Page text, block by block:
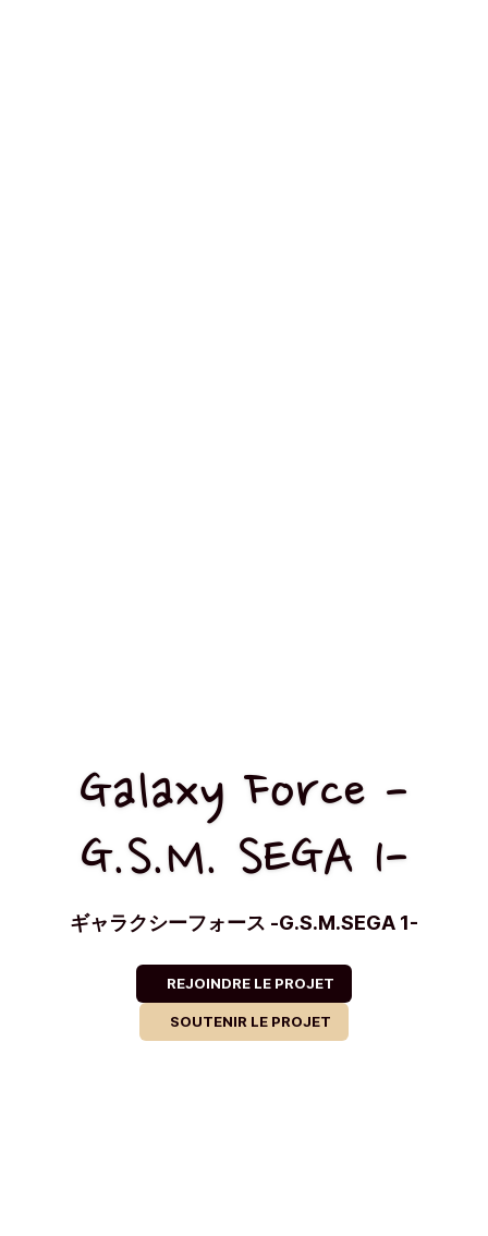
Galaxy Force -
G.S.M. SEGA 1-
ギャラクシーフォース -G.S.M.SEGA 1-
REJOINDRE LE PROJET
SOUTENIR LE PROJET